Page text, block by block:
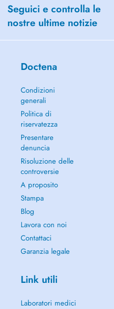
Seguici e controlla le
nostre ultime notizie
Doctena
Condizioni
generali
Politica di
riservatezza
Presentare
denuncia
Risoluzione delle
controversie
A proposito
Stampa
Blog
Lavora con noi
Contattaci
Garanzia legale
Link utili
Laboratori medici